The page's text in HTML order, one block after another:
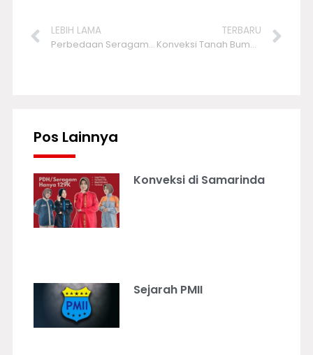
LEBIH LAMA
Perbedaan Seragam PDH dengan PDL
TERBARU
Konveksi Tanah Bumbu
Pos Lainnya
Konveksi di Samarinda
Sejarah PMII